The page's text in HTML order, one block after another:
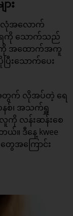
း
လုံအလောက်
ေကို သောက်သည်
းကို အထောက်အကူ
ပြီးသောက်ပေး
ယ်အတွက် လိုအပ်တဲ့ ရေ
နစ်၊ အသက်ရှူ
ကို လန်းဆန်းစေ
။ ဒီနေ့ kwee
ေအကြောင်း